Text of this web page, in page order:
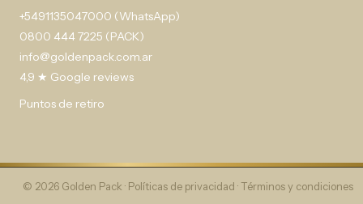
+5491135047000 (WhatsApp)
0800 444 7225 (PACK)
info@goldenpack.com.ar
4,9 ★ Google reviews
Puntos de retiro
© 2026 Golden Pack · Políticas de privacidad · Términos y condiciones